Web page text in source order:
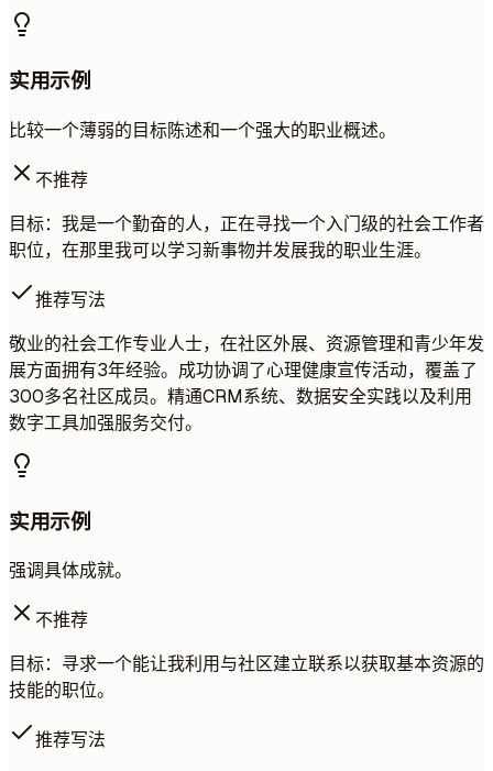
实用示例
比较一个薄弱的目标陈述和一个强大的职业概述。
不推荐
目标：我是一个勤奋的人，正在寻找一个入门级的社会工作者
职位，在那里我可以学习新事物并发展我的职业生涯。
推荐写法
敬业的社会工作专业人士，在社区外展、资源管理和青少年发
展方面拥有3年经验。成功协调了心理健康宣传活动，覆盖了
300多名社区成员。精通CRM系统、数据安全实践以及利用
数字工具加强服务交付。
实用示例
强调具体成就。
不推荐
目标：寻求一个能让我利用与社区建立联系以获取基本资源的
技能的职位。
推荐写法